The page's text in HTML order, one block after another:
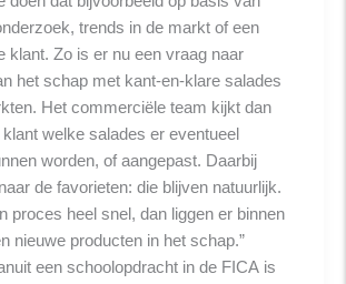
​trends in de markt of een
klant. Zo is er nu een vraag naar
het schap met kant-en-klare salades
Het commerciële team kijkt dan
welke salades er eventueel
worden, of aangepast. Daarbij
de favorieten: die blijven natuurlijk.
proces heel snel, dan liggen er binnen
nieuwe producten in het schap.”
een schoolopdracht in de FICA is